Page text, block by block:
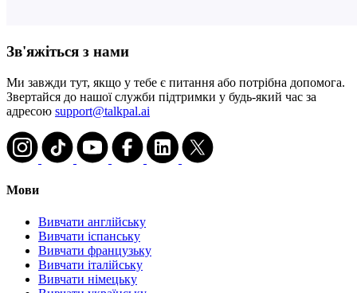
Зв'яжіться з нами
Ми завжди тут, якщо у тебе є питання або потрібна допомога.
Звертайся до нашої служби підтримки у будь-який час за
адресою support@talkpal.ai
Мови
Вивчати англійську
Вивчати іспанську
Вивчати французьку
Вивчати італійську
Вивчати німецьку